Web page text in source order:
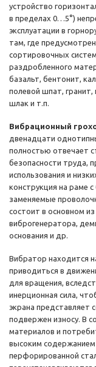
устройство
в пределах 0…5°)
эксплуатации в
там, где
сортировочных
раздробленного
базальт, бентонит,
полевой шпат, гранит,
шлак и т.п.
Вибрационный
двенадцати
полностью отвечает
безопасности труда,
использования и
конструкция на раме
заменяемые
состоит в основном
виброгенератора,
основания и др.
Вибратор находится
приводиться в
для вращения,
инерционная сила,
экрана представляет
подвержен износу. В
материалов и
высоким содержанием
перфорированной